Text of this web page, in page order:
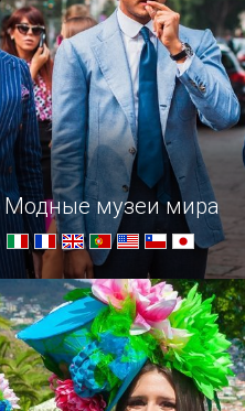
Модные музеи мира
"Ходите всегда так, будто
идут трое мужчин," -
Оскар де ла Рента. А в чем
модные штучки в разные